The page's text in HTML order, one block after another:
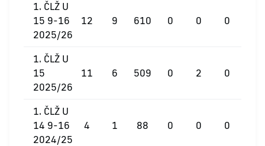
1. ČLŽ U
15 9-16
2025/26
12 9 610 0 0 0
1. ČLŽ U
15
2025/26
11 6 509 0 2 0
1. ČLŽ U
14 9-16
2024/25
4 1 88 0 0 0